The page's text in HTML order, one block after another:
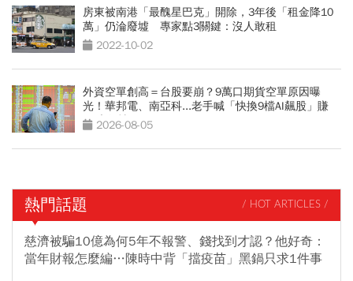
房東被南港「最醜星巴克」開除，3年後「租金降10
萬」仍淪廢墟 專家點3關鍵：沒人敢租
2022-10-02
外資空單創高＝台股要崩？9萬口期貨空單原因曝
光！華邦電、南亞科...老手喊「快換9檔AI飆股」賺
Q3大行情
2026-08-05
熱門話題 / HOT ARTICLES /
慈濟被騙10億為何5年不報警、錢找到才認？他好奇：
當年財報怎麼編…陳時中背「擋疫苗」黑鍋只求1件事